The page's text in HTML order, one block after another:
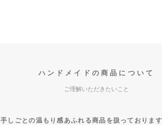
ハンドメイドの商品について
ご理解いただきたいこと
手しごとの温もり感あふれる商品を扱っております